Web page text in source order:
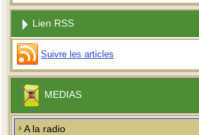
Lien RSS
Suivre les articles
MEDIAS
A la radio